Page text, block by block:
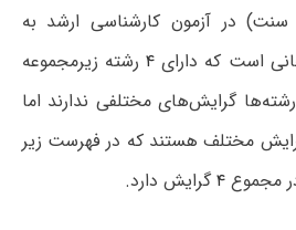
در آزمون کارشناسی ارشد به
است که دارای۴ رشته زیرمجموعه
گرایش‌های مختلفی ندارند اما
مختلف هستند که در فهرست زیر
مجموع۴ گرایش دارد.